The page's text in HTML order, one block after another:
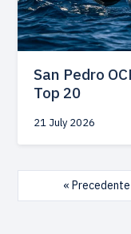
San Pedro
Top 20
21 July 2026
« Precedente